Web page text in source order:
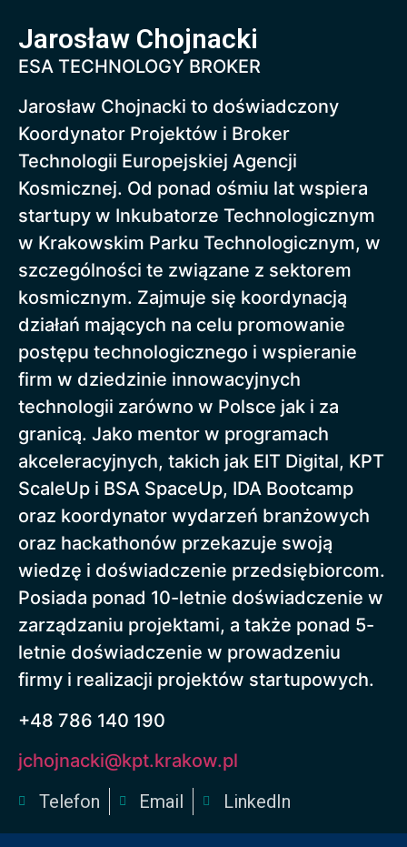
Jarosław Chojnacki
ESA TECHNOLOGY BROKER
Jarosław Chojnacki to doświadczony
Koordynator Projektów i Broker
Technologii Europejskiej Agencji
Kosmicznej. Od ponad ośmiu lat wspiera
startupy w Inkubatorze Technologicznym
w Krakowskim Parku Technologicznym, w
szczególności te związane z sektorem
kosmicznym. Zajmuje się koordynacją
działań mających na celu promowanie
postępu technologicznego i wspieranie
firm w dziedzinie innowacyjnych
technologii zarówno w Polsce jak i za
granicą. Jako mentor w programach
akceleracyjnych, takich jak EIT Digital, KPT
ScaleUp i BSA SpaceUp, IDA Bootcamp
oraz koordynator wydarzeń branżowych
oraz hackathonów przekazuje swoją
wiedzę i doświadczenie przedsiębiorcom.
Posiada ponad 10-letnie doświadczenie w
zarządzaniu projektami, a także ponad 5-
letnie doświadczenie w prowadzeniu
firmy i realizacji projektów startupowych.
+48 786 140 190
jchojnacki@kpt.krakow.pl
Telefon
Email LinkedIn